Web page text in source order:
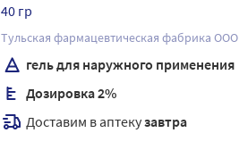
40 гр
Тульская фармацевтическая фабрика ООО
гель для наружного применения
Дозировка 2%
Доставим в аптекузавтра